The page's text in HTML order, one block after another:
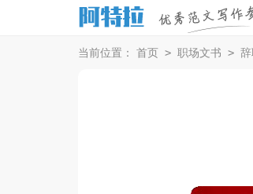
当前位置： 首页 > 职场文书 >